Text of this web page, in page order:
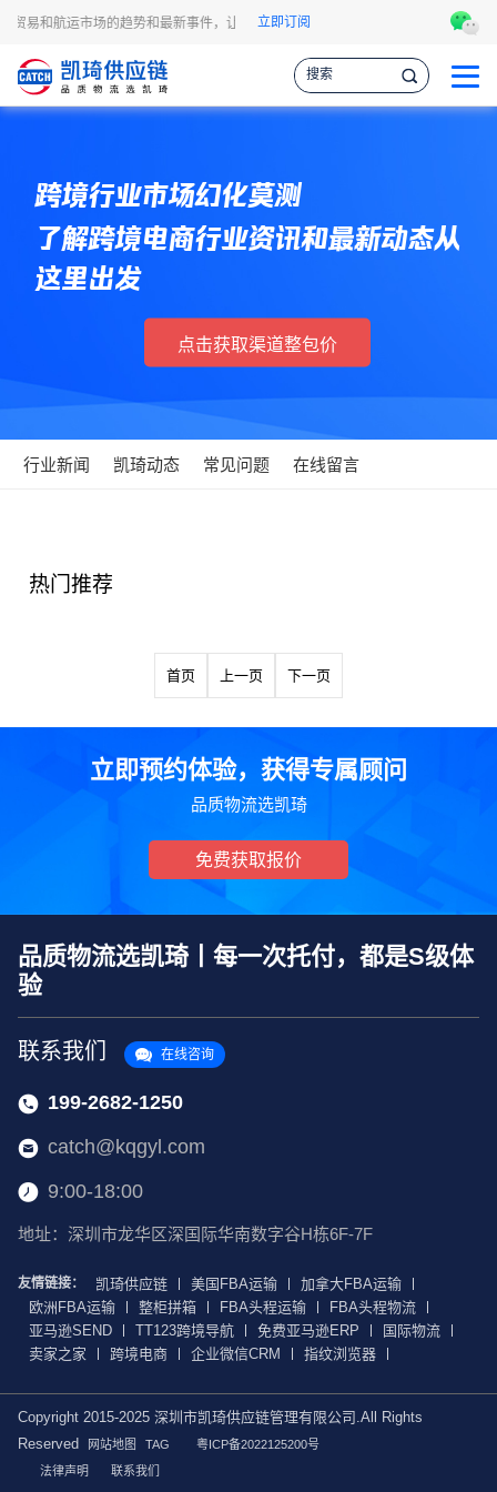
易和航运市场的趋势和最新事件，让您掌握各种情报，作出更明智的供应链决策
立即订阅
跨境行业市场幻化莫测
了解跨境电商行业资讯和最新动态从
这里出发
点击获取渠道整包价
行业新闻 凯琦动态 常见问题 在线留言
热门推荐
首页 上一页 下一页
立即预约体验，获得专属顾问
品质物流选凯琦
免费获取报价
品质物流选凯琦丨每一次托付，都是S级体
验
联系我们 在线咨询
199-2682-1250
catch@kqgyl.com
9:00-18:00
地址：深圳市龙华区深国际华南数字谷H栋6F-7F
友情链接： 凯琦供应链 美国FBA运输
加拿大FBA运输
欧洲FBA运输
整柜拼箱 FBA头程运输
FBA头程物流
亚马逊SEND
TT123跨境导航 免费亚马逊ERP
国际物流
卖家之家
跨境电商 企业微信CRM 指纹浏览器
Copyright 2015-2025 深圳市凯琦供应链管理有限公司.All Rights
Reserved
网站地图 TAG
粤ICP备2022125200号
法律声明
联系我们